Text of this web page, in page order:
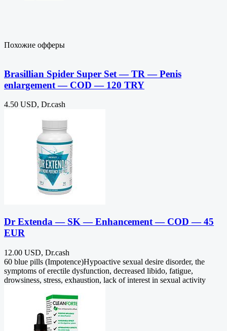
Похожие офферы
Brasillian Spider Super Set — TR — Penis
enlargement — COD — 120 TRY
4.50 USD, Dr.cash
Dr Extenda — SK — Enhancement — COD — 45
EUR
12.00 USD, Dr.cash
60 blue pills (Impotence)Hypoactive sexual desire disorder, the
symptoms of erectile dysfunction, decreased libido, fatigue,
drowsiness, stress, exhaustion, lack of interest in sexual activity